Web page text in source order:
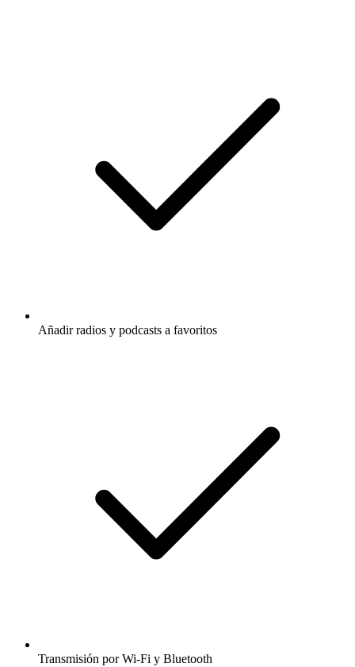
Añadir radios y podcasts a favoritos
Transmisión por Wi-Fi y Bluetooth